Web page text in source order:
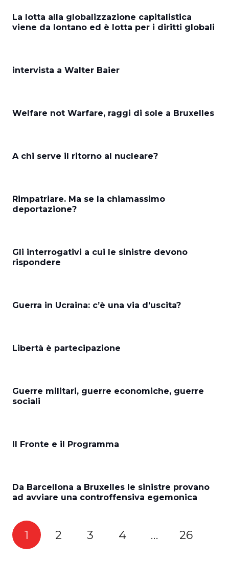
La lotta alla globalizzazione capitalistica
viene da lontano ed è lotta per i diritti globali
intervista a Walter Baier
Welfare not Warfare, raggi di sole a Bruxelles
A chi serve il ritorno al nucleare?
Rimpatriare. Ma se la chiamassimo
deportazione?
Gli interrogativi a cui le sinistre devono
rispondere
Guerra in Ucraina: c’è una via d’uscita?
Libertà è partecipazione
Guerre militari, guerre economiche, guerre
sociali
Il Fronte e il Programma
Da Barcellona a Bruxelles le sinistre provano
ad avviare una controffensiva egemonica
1 2 3 4 … 26